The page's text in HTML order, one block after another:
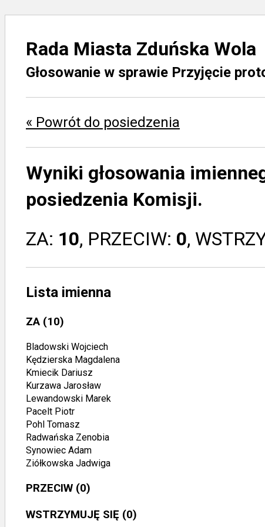
Rada Miasta Zduńska Wola
Głosowanie w sprawie Przyjęcie
« Powrót do posiedzenia
Wyniki głosowania
posiedzenia Komisji.
ZA: 10, PRZECIW: 0,
Lista imienna
ZA (10)
Bladowski Wojciech
Kędzierska Magdalena
Kmiecik Dariusz
Kurzawa Jarosław
Lewandowski Marek
Pacelt Piotr
Pohl Tomasz
Radwańska Zenobia
Synowiec Adam
Ziółkowska Jadwiga
PRZECIW (0)
WSTRZYMUJĘ SIĘ (0)